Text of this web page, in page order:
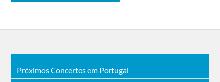
Próximos Concertos em Portugal